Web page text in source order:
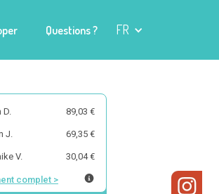
Questions ? FR
89,03 €
J. 69,35 €
V. 30,04 €
complet >